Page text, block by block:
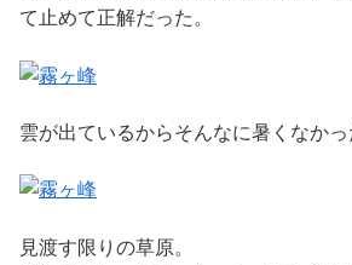
て止めて正解だった。
雲が出ているからそんなに暑くなかっ
見渡す限りの草原。